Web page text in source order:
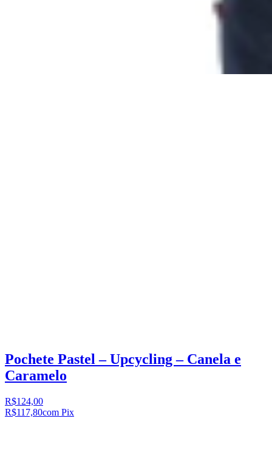
Pochete Pastel – Upcycling – Canela e
Caramelo
R$124,00
R$117,80com Pix